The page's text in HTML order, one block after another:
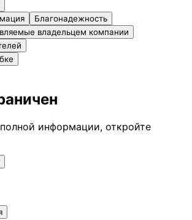
Благонадежность
владельцем компании
информации, откройте